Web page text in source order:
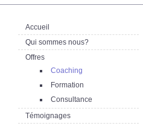
Accueil
Qui sommes nous?
Offres
Coaching
Formation
Consultance
Témoignages